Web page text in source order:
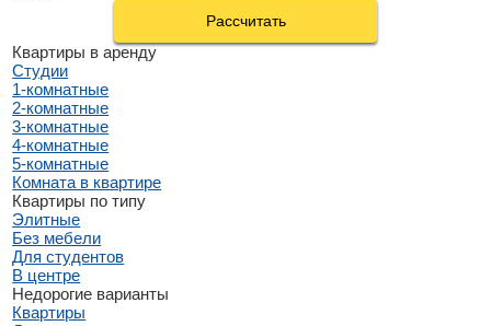
Рассчитать
Квартиры в аренду
Студии
1-комнатные
2-комнатные
3-комнатные
4-комнатные
5-комнатные
Комната в квартире
Квартиры по типу
Элитные
Без мебели
Для студентов
В центре
Недорогие варианты
Квартиры